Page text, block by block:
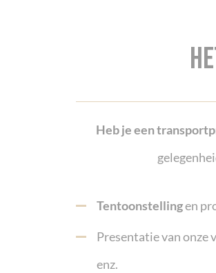
Heb je een
Tentoonstellingen
Presentatie van onze
enz.